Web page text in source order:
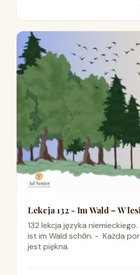
Lekcja 132 - Im Wald – W
132 lekcja języka
ist im Wald schӧn. - Każda
jest piękna.